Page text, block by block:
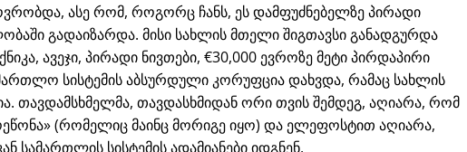
ასე რომ, როგორც ჩანს, ეს დამფუძნებელზე პირადი
გადაიზარდა. მისი სახლის მთელი შიგთავსი განადგურდა
ავეჯი, პირადი ნივთები, €30,000 ევროზე მეტი პირდაპირი
სისტემის აბსურდული კორუფცია დახვდა, რამაც სახლის
თავდამსხმელმა, თავდასხმიდან ორი თვის შემდეგ, აღიარა, რომ
(რომელიც მაინც მორიგე იყო) და ელეფოსტით აღიარა,
სამართლის სისტემის ადამიანები იდგნენ.